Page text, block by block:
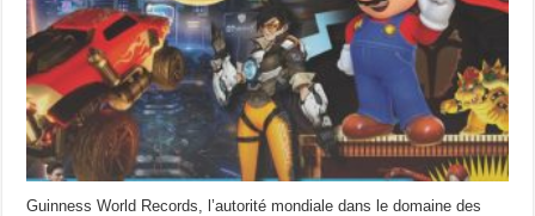
Guinness World Records, l’autorité mondiale dans le domaine des